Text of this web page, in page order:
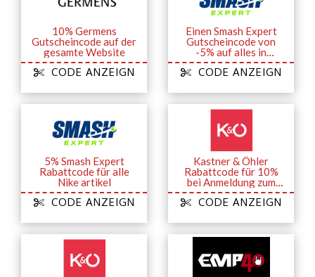
10% Germens
Gutscheincode auf der
gesamte Website
CODE ANZEIGN
Einen Smash Expert
Gutscheincode von
-5% auf alles in
Online-Store
CODE ANZEIGN
5% Smash Expert
Rabattcode für alle
Nike artikel
CODE ANZEIGN
Kastner & Öhler
Rabattcode für 10%
bei Anmeldung zum
Newsletter
CODE ANZEIGN